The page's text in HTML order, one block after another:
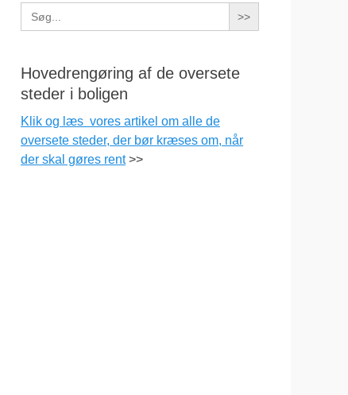
Search
for:
Hovedrengøring af de oversete
steder i boligen
Klik og læs vores artikel om alle de
oversete steder, der bør kræses om, når
der skal gøres rent>>